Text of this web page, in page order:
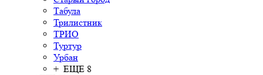
Табула
Трилистник
ТРИО
Туртур
Урбан
+ ЕЩЕ 8